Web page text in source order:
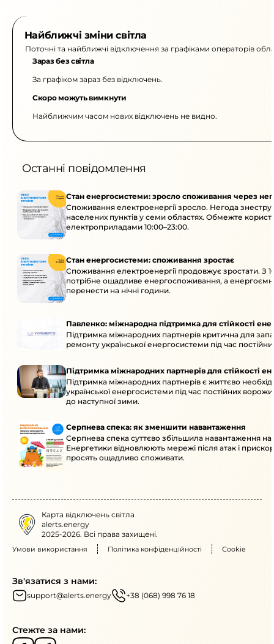
Найближчі зміни світла
Поточні та найближчі відключення за графіками операторів
Зараз без світла
За графіком зараз без відключень.
Скоро можуть вимкнути
Найближчим часом нових відключень не видно.
Останні повідомлення
Стан енергосистеми: зросло споживання через
Споживання електроенергії зросло. Негода
населених пунктів у семи областях. Обмежте
електроприладами 10:00–23:00.
Стан енергосистеми: споживання зростає
Споживання електроенергії продовжує зростати. З
потрібне ощадливе енергоспоживання, а
перенести на нічні години.
Павленко: міжнародна підтримка для стійкості
Підтримка міжнародних партнерів критична для
ремонту української енергосистеми під час
Підтримка міжнародних партнерів для стійкості
Підтримка міжнародних партнерів є життєво
української енергосистеми під час постійних
до наступної зими.
Серпнева спека: як зменшити навантаження
Серпнева спека суттєво збільшила навантаження
Енергетики відновлюють мережі після атак і
просять ощадливо споживати.
Карта відключень світла
alerts.energy
2025-2026. Всі права захищені.
Умови використання Політика конфіденційності Cookie
Зв'язатися з нами:
support@alerts.energy +38 (068) 998 76 18
Стежте за нами: